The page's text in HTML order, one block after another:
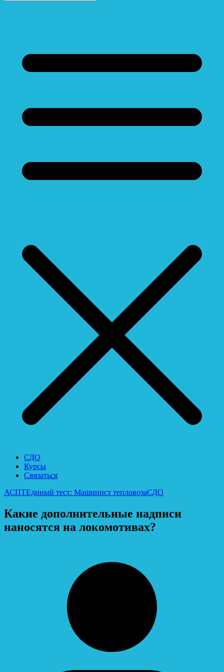
СДО
Курсы
Связаться
АСПТЕдиный тест: Машинист тепловозаСДО
Какие дополнительные надписи
наносятся на локомотивах?